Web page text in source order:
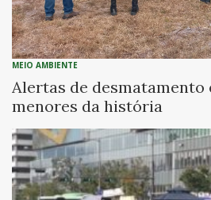
MEIO AMBIENTE
Alertas de desmatamento
menores da história